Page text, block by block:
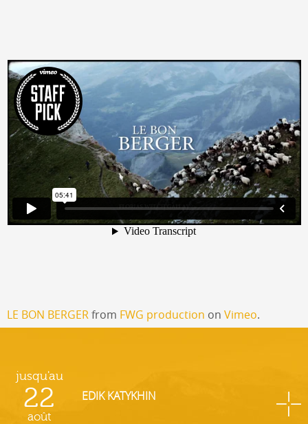
LE BON BERGERfrom FWG production on Vimeo.
jusqu'au
22
août
EDIK KATYKHIN